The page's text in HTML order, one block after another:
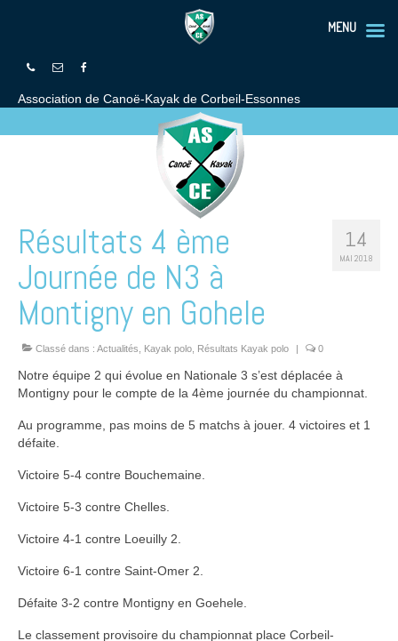
Association de Canoë-Kayak de Corbeil-Essonnes
14
MAI 2018
Résultats 4 ème
Journée de N3 à
Montigny en Gohele
Classé dans : Actualités Kayak polo Résultats Kayak polo | 0
Notre équipe 2 qui évolue en Nationale 3 s’est déplacée à
Montigny pour le compte de la 4ème journée du championnat.
Au programme, pas moins de 5 matchs à jouer. 4 victoires et 1
défaite.
Victoire 5-4 contre Bouchemaine.
Victoire 5-3 contre Chelles.
Victoire 4-1 contre Loeuilly 2.
Victoire 6-1 contre Saint-Omer 2.
Défaite 3-2 contre Montigny en Goehele.
Le classement provisoire du championnat place Corbeil-
MENU